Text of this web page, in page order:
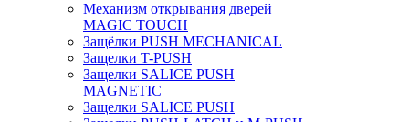
Механизм открывания дверей
MAGIC TOUCH
Защёлки PUSH MECHANICAL
Защелки T-PUSH
Защелки SALICE PUSH
MAGNETIC
Защелки SALICE PUSH